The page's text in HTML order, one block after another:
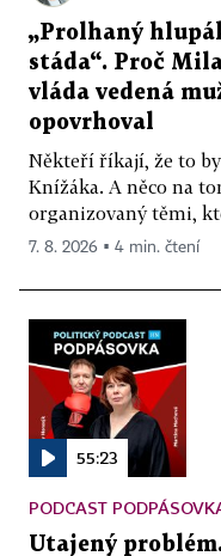
„Prolhaný
stáda“. Proč
vláda vedená
opovrhoval
Někteří říkají, že to
Knížáka. A něco na
organizovaný těmi,
7. 8. 2026 ▪ 4 min. čtení
55:23
PODCAST
Utajený